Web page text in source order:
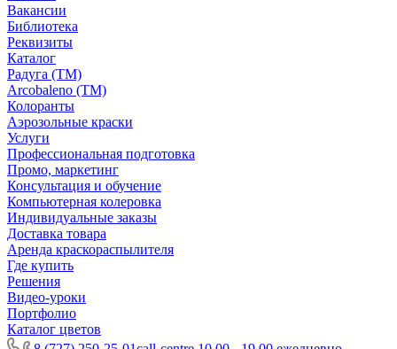
Вакансии
Библиотека
Реквизиты
Каталог
Радуга (ТМ)
Arcobaleno (ТМ)
Колоранты
Аэрозольные краски
Услуги
Профессиональная подготовка
Промо, маркетинг
Консультация и обучение
Компьютерная колеровка
Индивидуальные заказы
Доставка товара
Аренда краскораспылителя
Где купить
Решения
Видео-уроки
Портфолио
Каталог цветов